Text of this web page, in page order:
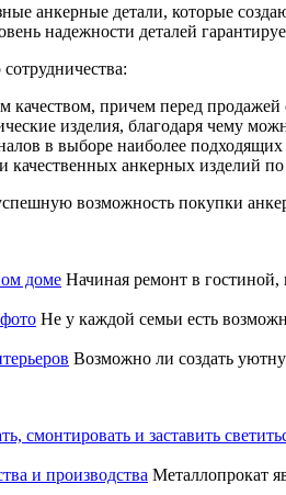
анкерные детали, которые
надежности деталей
качеством, причем перед
изделия, благодаря чему
в выборе наиболее
качественных анкерных изделий
возможность покупки
доме Начиная ремонт в гостиной,
Не у каждой семьи есть
Возможно ли создать
смонтировать и заставить
и производства Металлопрокат